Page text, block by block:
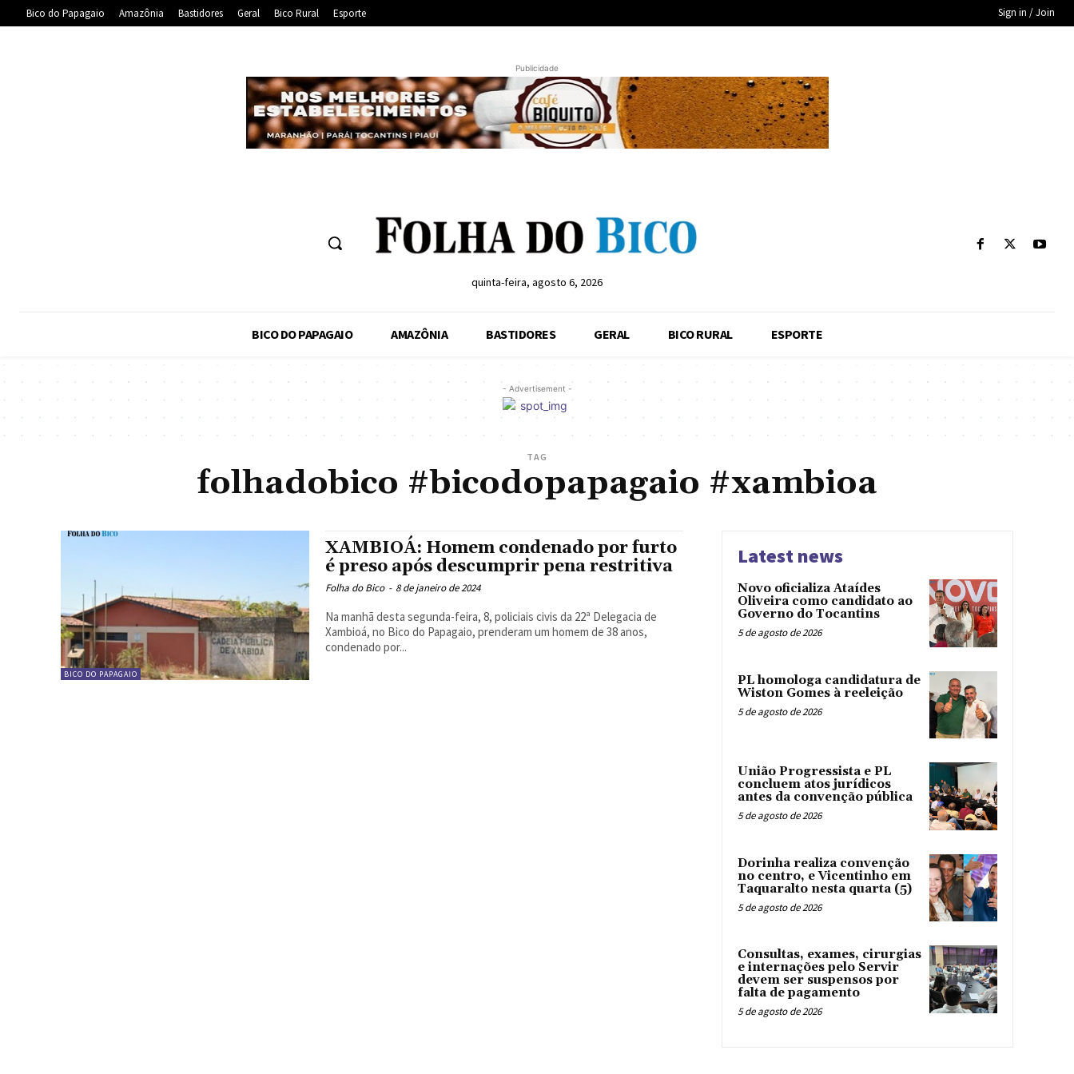
Bico do Papagaio Amazônia Bastidores Geral Bico Rural Esporte Sign in / Join
Publicidade
quinta-feira, agosto 6, 2026
BICO DO PAPAGAIO AMAZÔNIA BASTIDORES GERAL BICO RURAL ESPORTE
- Advertisement -
TAG
folhadobico #bicodopapagaio #xambioa
BICO DO PAPAGAIO
XAMBIOÁ: Homem condenado por furto
é preso após descumprir pena restritiva
Folha do Bico - 8 de janeiro de 2024
Na manhã desta segunda-feira, 8, policiais civis da 22ª Delegacia de
Xambioá, no Bico do Papagaio, prenderam um homem de 38 anos,
condenado por...
Latest news
Novo oficializa Ataídes
Oliveira como candidato ao
Governo do Tocantins
5 de agosto de 2026
PL homologa candidatura de
Wiston Gomes à reeleição
5 de agosto de 2026
União Progressista e PL
concluem atos jurídicos
antes da convenção pública
5 de agosto de 2026
Dorinha realiza convenção
no centro, e Vicentinho em
Taquaralto nesta quarta (5)
5 de agosto de 2026
Consultas, exames, cirurgias
e internações pelo Servir
devem ser suspensos por
falta de pagamento
5 de agosto de 2026